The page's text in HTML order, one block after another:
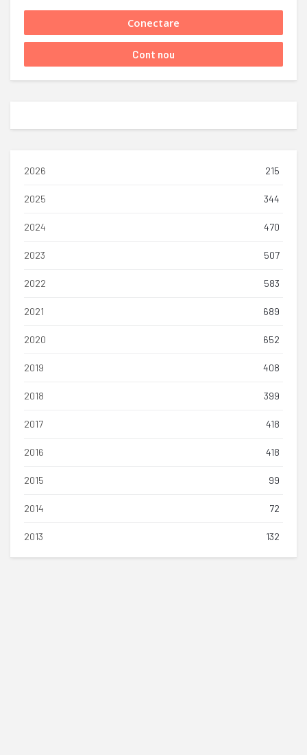
2026 215
2025 344
2024 470
2023 507
2022 583
2021 689
2020 652
2019 408
2018 399
2017 418
2016 418
2015 99
2014 72
2013 132